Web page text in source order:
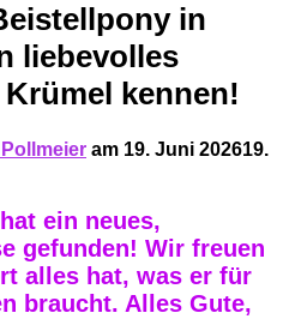
in
liebevolles
kennen!
am 19. Juni 202619.
ein neues,
gefunden! Wir freuen
alles hat, was er für
braucht. Alles Gute,